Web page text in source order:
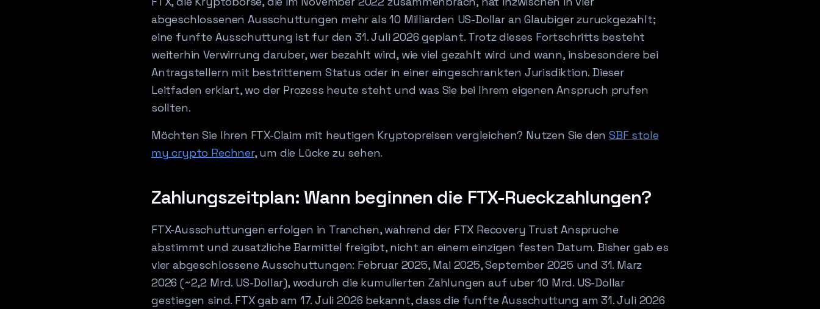
abgeschlossenen Ausschuttungen mehr als 10 Milliarden US-Dollar an Glaubiger zuruckgezahlt;
eine funfte Ausschuttung ist fur den 31. Juli 2026 geplant. Trotz dieses Fortschritts besteht
weiterhin Verwirrung daruber, wer bezahlt wird, wie viel gezahlt wird und wann, insbesondere bei
Antragstellern mit bestrittenem Status oder in einer eingeschrankten Jurisdiktion. Dieser
Leitfaden erklart, wo der Prozess heute steht und was Sie bei Ihrem eigenen Anspruch prufen
sollten.
Möchten Sie Ihren FTX-Claim mit heutigen Kryptopreisen vergleichen? Nutzen Sie denSBF stole
my crypto Rechner, um die Lücke zu sehen.
Zahlungszeitplan: Wann beginnen die FTX-Rueckzahlungen?
FTX-Ausschuttungen erfolgen in Tranchen, wahrend der FTX Recovery Trust Anspruche
abstimmt und zusatzliche Barmittel freigibt, nicht an einem einzigen festen Datum. Bisher gab es
vier abgeschlossene Ausschuttungen: Februar 2025, Mai 2025, September 2025 und 31. Marz
2026 (~2,2 Mrd. US-Dollar), wodurch die kumulierten Zahlungen auf uber 10 Mrd. US-Dollar
gestiegen sind. FTX gab am 17. Juli 2026 bekannt, dass die funfte Ausschuttung am 31. Juli 2026